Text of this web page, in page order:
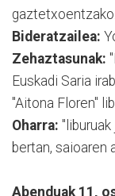
gaztetxoentzako.
Bideratzailea:
Zehaztasunak:
Euskadi Saria
"Aitona Floren"
Oharra:
bertan, saioaren
Abenduak 11,